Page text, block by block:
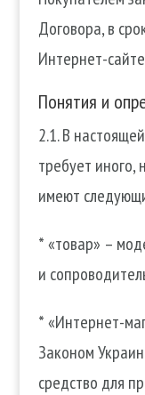
Договора, в
Интернет-
Понятия и
2.1. В
требует
имеют
* «товар» –
и
* «Интернет-
Законом
средство для